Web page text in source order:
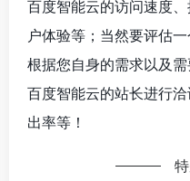
百度智能云的访问速度
户体验等；当然要评估
根据您自身的需求以及
百度智能云的站长进行
出率等！